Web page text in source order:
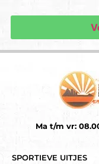
Ma t/m vr:
SPORTIEVE UITJES